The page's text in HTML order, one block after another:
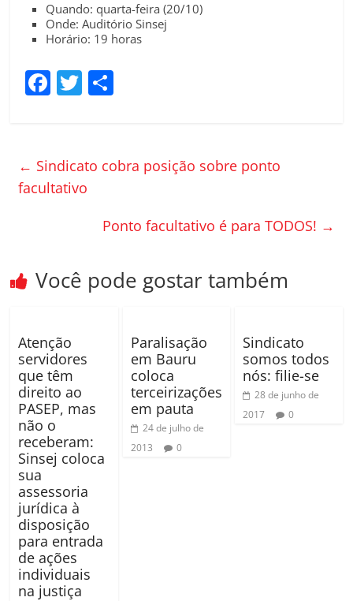
Quando: quarta-feira (20/10)
Onde: Auditório Sinsej
Horário: 19 horas
F
e
b
T
er p
h
← Sindicato cobra posição sobre ponto
facultativo
Ponto facultativo é para TODOS! →
Você pode gostar também
Atenção
servidores
que têm
direito ao
PASEP, mas
não o
receberam:
Sinsej coloca
sua
assessoria
jurídica à
disposição
para entrada
de ações
individuais
na justiça
Paralisação
em Bauru
coloca
terceirizações
em pauta
24 de julho de
2013
0
Sindicato
somos todos
nós: filie-se
28 de junho de
2017
0